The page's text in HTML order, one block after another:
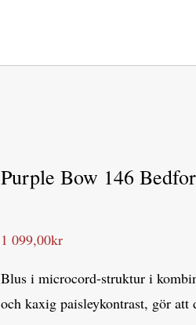
Purple Bow 146
1 099,00kr
Blus i microcord-struktur i
och kaxig paisleykontrast, gör att